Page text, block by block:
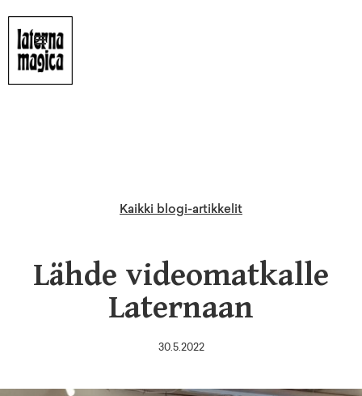
Kaikki blogi-artikkelit
Lähde videomatkalle
Laternaan
30.5.2022